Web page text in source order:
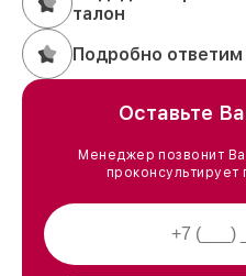
талон
Подробно
Оставьте
Менеджер позвонит